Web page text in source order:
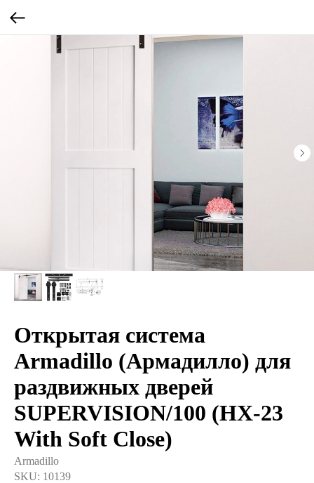
Открытая система
Armadillo (Армадилло) для
раздвижных дверей
SUPERVISION/100 (HX-23
With Soft Close)
Armadillo
SKU: 10139